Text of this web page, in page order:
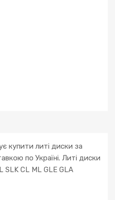
купити литі диски за
по Україні. Литі диски
SLK CL ML GLE GLA